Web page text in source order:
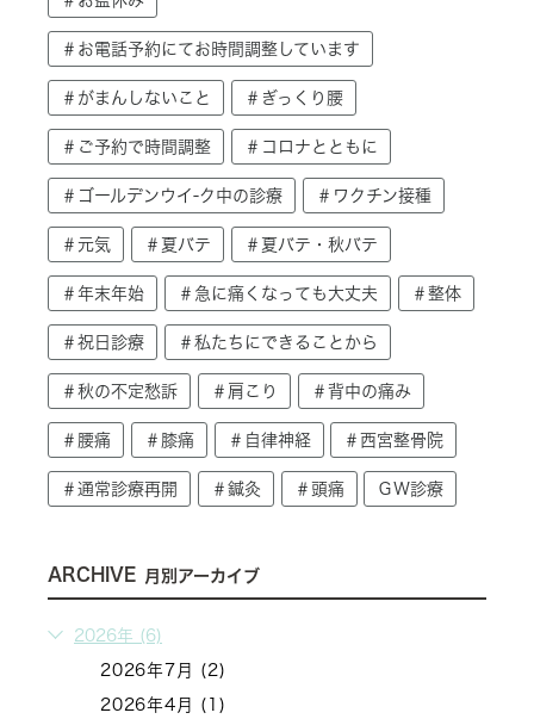
＃お電話予約にてお時間調整しています
＃がまんしないこと ＃ぎっくり腰
＃ご予約で時間調整 ＃コロナとともに
＃ゴールデンウイ-ク中の診療 ＃ワクチン接種
＃元気 ＃夏バテ ＃夏バテ・秋バテ
＃年末年始 ＃急に痛くなっても大丈夫 ＃整体
＃祝日診療 ＃私たちにできることから
＃秋の不定愁訴 ＃肩こり ＃背中の痛み
＃腰痛 ＃膝痛 ＃自律神経 ＃西宮整骨院
＃通常診療再開 ＃鍼灸 ＃頭痛 ＧＷ診療
ARCHIVE 月別アーカイブ
2026年 (6)
2026年7月 (2)
2026年4月 (1)